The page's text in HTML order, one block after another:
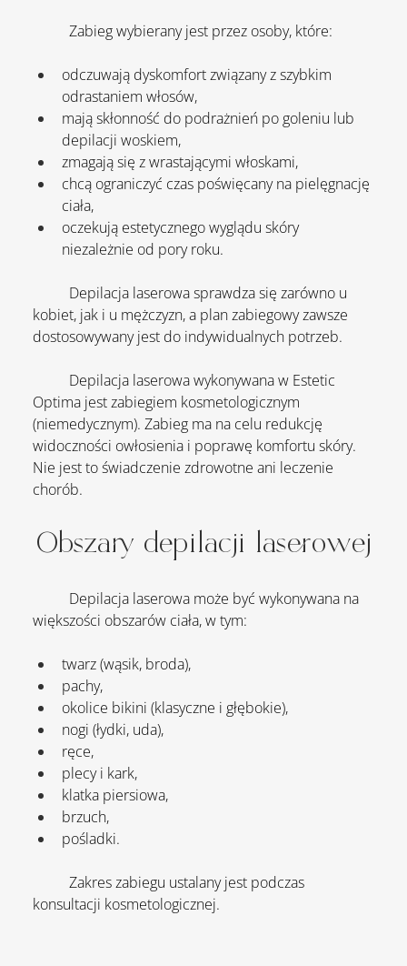
	Zabieg wybierany jest przez osoby, które:
odczuwają dyskomfort związany z szybkim
odrastaniem włosów,
mają skłonność do podrażnień po goleniu lub
depilacji woskiem,
zmagają się z wrastającymi włoskami,
chcą ograniczyć czas poświęcany na pielęgnację
ciała,
oczekują estetycznego wyglądu skóry
niezależnie od pory roku.
kobiet, jak i u mężczyzn, a plan zabiegowy zawsze
dostosowywany jest do indywidualnych potrzeb.
Optima jest zabiegiem kosmetologicznym
(niemedycznym). Zabieg ma na celu redukcję
widoczności owłosienia i poprawę komfortu skóry.
Nie jest to świadczenie zdrowotne ani leczenie
chorób.
Obszary depilacji laserowej
większości obszarów ciała, w tym:
twarz (wąsik, broda),
pachy,
okolice bikini (klasyczne i głębokie),
nogi (łydki, uda),
ręce,
plecy i kark,
klatka piersiowa,
brzuch,
pośladki.
konsultacji kosmetologicznej.